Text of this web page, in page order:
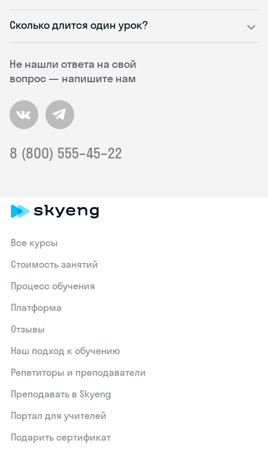
Не нашли ответа на свой
вопрос — напишите нам
8 (800) 555–45–22
Сколько длится один урок?
Все курсы
Стоимость занятий
Процесс обучения
Платформа
Отзывы
Наш подход к обучению
Репетиторы и преподаватели
Преподавать в Skyeng
Портал для учителей
Подарить сертификат